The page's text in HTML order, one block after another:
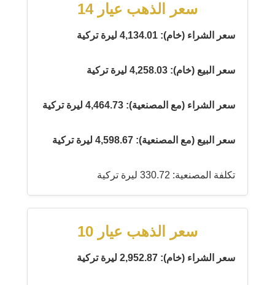
سعر الذهب عيار 14
سعر الشراء (خام): 4,134.01 ليرة تركية
سعر البيع (خام): 4,258.03 ليرة تركية
سعر الشراء (مع المصنعية): 4,464.73 ليرة تركية
سعر البيع (مع المصنعية): 4,598.67 ليرة تركية
تكلفة المصنعية: 330.72 ليرة تركية
سعر الذهب عيار 10
سعر الشراء (خام): 2,952.87 ليرة تركية